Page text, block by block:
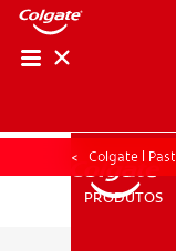
PRODUTOS
PRODUTOS
Colgate |